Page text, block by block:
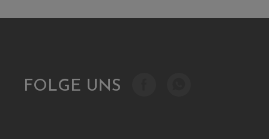
FOLGE UNS